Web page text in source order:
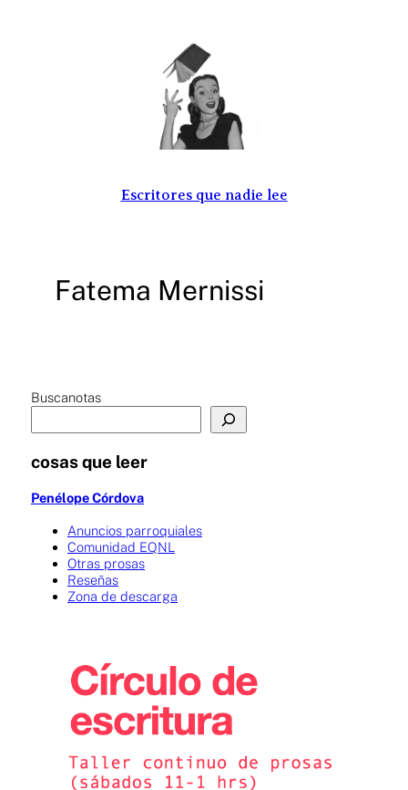
Escritores que nadie lee
Fatema Mernissi
Buscanotas
cosas que leer
Penélope Córdova
Anuncios parroquiales
Comunidad EQNL
Otras prosas
Reseñas
Zona de descarga